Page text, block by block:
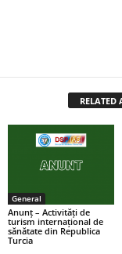
RELATED
General
Anunț – Activități de
turism internațional de
sănătate din Republica
Turcia